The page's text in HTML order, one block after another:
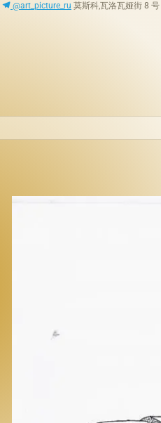
@art_picture_ru 莫斯科,瓦洛瓦娅街 8 号